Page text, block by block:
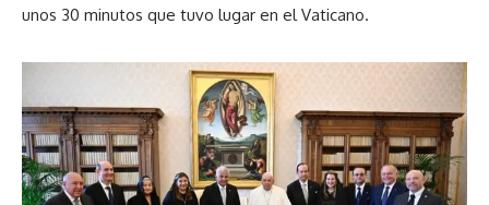
unos 30 minutos que tuvo lugar en el Vaticano.